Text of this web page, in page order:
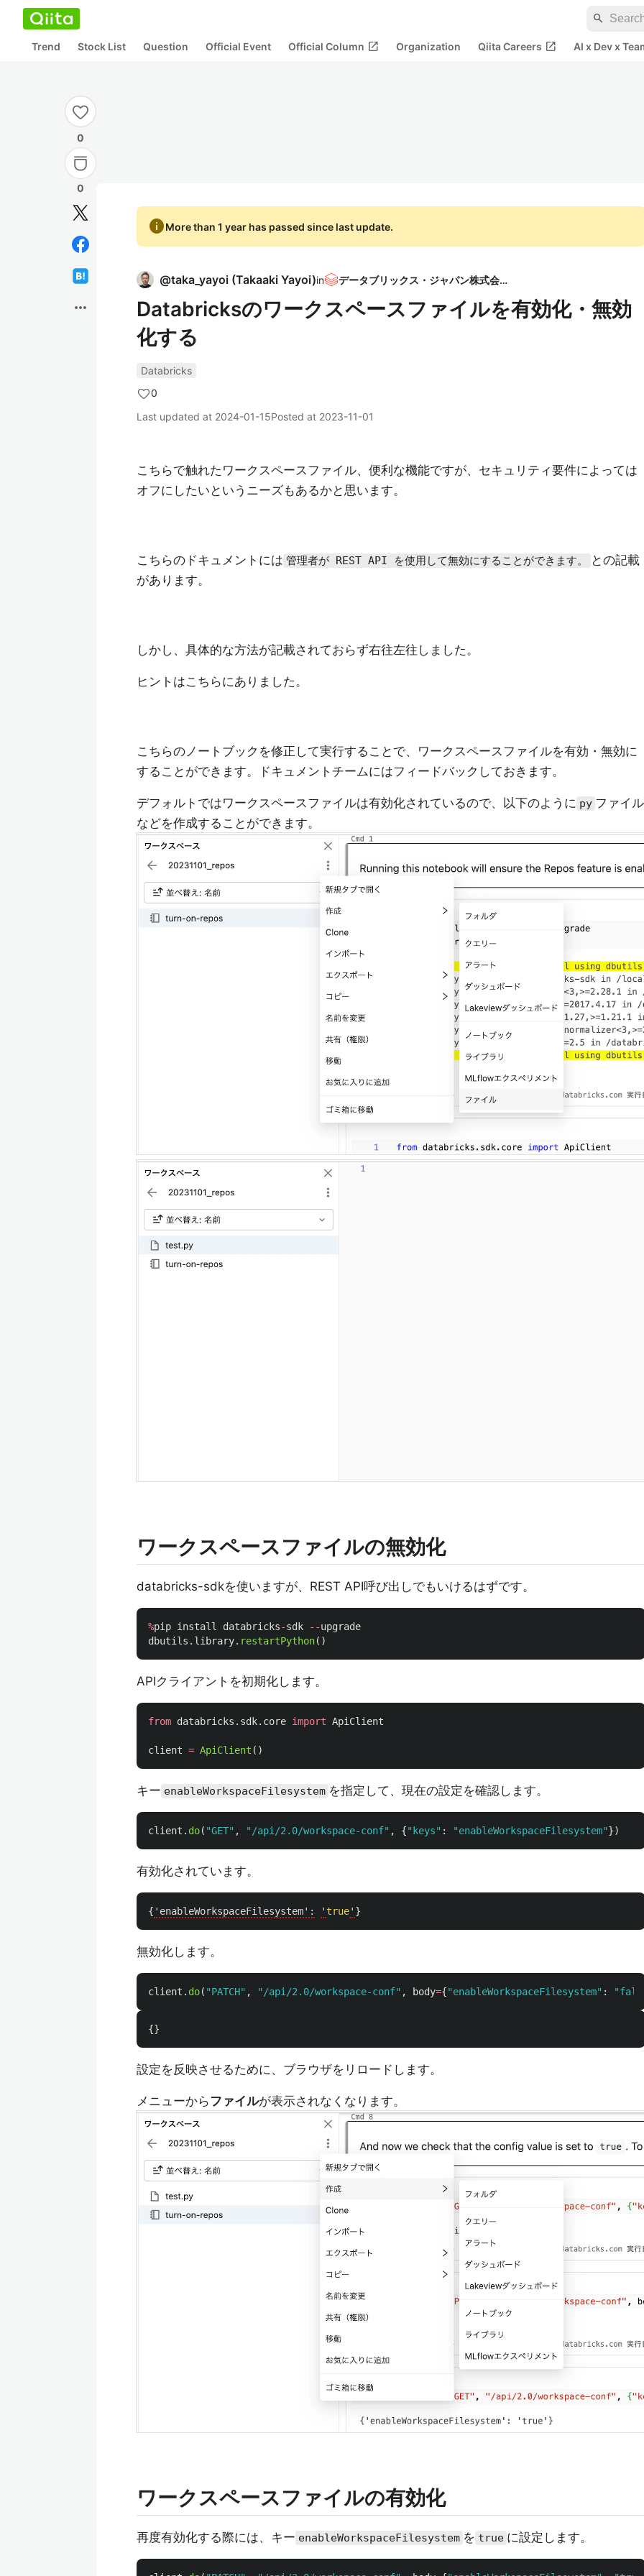
search
Trend Stock List Question Official Event Official Column open_in_new Organization Qiita Careers open_in_new AI x Dev x
0
0
more_horiz
infoMore than 1 year has passed since last update.
@taka_yayoi (Takaaki Yayoi)in データブリックス・ジャパン株式会社
Databricksのワークスペースファイルを有効化・無効
化する
Databricks
0
Last updated at 2024-01-15Posted at 2023-11-01
こちらで触れたワークスペースファイル、便利な機能ですが、セキュリティ要件によっては
オフにしたいというニーズもあるかと思います。
こちらのドキュメントには 管理者が REST API を使用して無効にすることができます。
との記載
があります。
しかし、具体的な方法が記載されておらず右往左往しました。
ヒントはこちらにありました。
こちらのノートブックを修正して実行することで、ワークスペースファイルを有効・無効に
することができます。ドキュメントチームにはフィードバックしておきます。
デフォルトではワークスペースファイルは有効化されているので、以下のように py ファイル
などを作成することができます。
ワークスペースファイルの無効化
databricks-sdkを使いますが、REST API呼び出しでもいけるはずです。
%pip install databricks-sdk --upgrade
dbutils . library. restartPython()
APIクライアントを初期化します。
from databricks.sdk.core import ApiClient
client = ApiClient ()
キー enableWorkspaceFilesystem を指定して、現在の設定を確認します。
client . do( "GET" , " /api/2.0/workspace-conf" , {" keys" : "enableWorkspaceFilesystem"})
有効化されています。
{ 'enableWorkspaceFilesystem': ' true' }
無効化します。
client . do( "PATCH" , " /api/2.0/workspace-conf" , body={"enableWorkspaceFilesystem" : "false
{}
設定を反映させるために、ブラウザをリロードします。
メニューからファイルが表示されなくなります。
ワークスペースファイルの有効化
再度有効化する際には、キー enableWorkspaceFilesystem を true に設定します。